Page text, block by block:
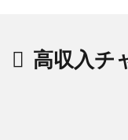
高収入チ